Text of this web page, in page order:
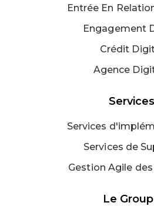
Entrée En
Engagement
Crédit
Agence
Services
Services
Services de
Gestion Agile des
Le